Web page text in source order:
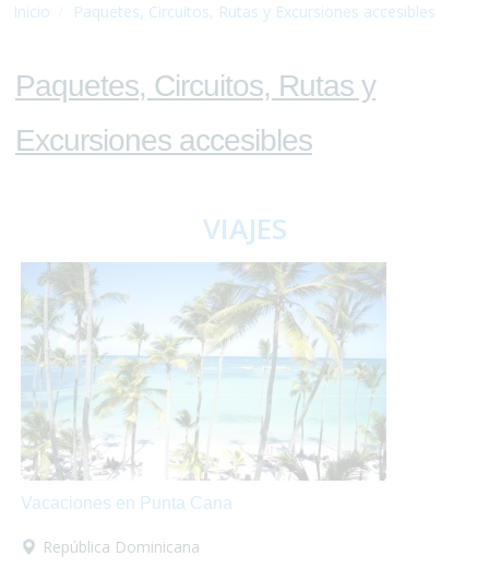
Inicio
Paquetes, Circuitos, Rutas y Excursiones accesibles
Paquetes, Circuitos, Rutas y
Excursiones accesibles
VIAJES
Vacaciones en Punta Cana
República Dominicana